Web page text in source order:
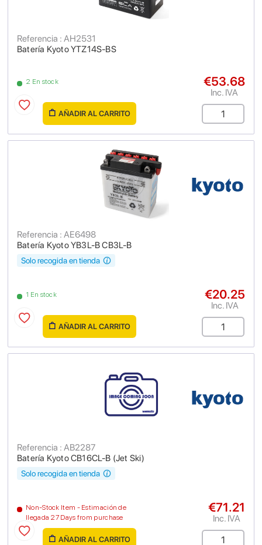
Batería Kyoto YTZ14S-BS
Referencia : AH2531
2 En stock €53.68
Inc. IVA
AÑADIR AL CARRITO
Batería Kyoto YB3L-B CB3L-B
Referencia : AE6498
1 En stock
Solo recogida en tienda
€20.25
Inc. IVA
AÑADIR AL CARRITO
Batería Kyoto CB16CL-B (Jet Ski)
Referencia : AB2287
Non-Stock Item - Estimación de
llegada 27 Days from purchase
Solo recogida en tienda
€71.21
Inc. IVA
AÑADIR AL CARRITO